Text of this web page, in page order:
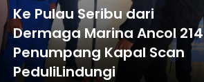
Ke Pulau Seribu dari
Dermaga Marina Ancol 214
Penumpang Kapal Scan
PeduliLindungi